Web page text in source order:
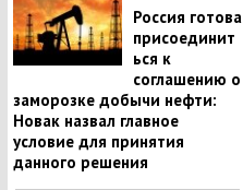
Россия готова
присоединит
ься к
соглашению о
заморозке добычи нефти:
Новак назвал главное
условие для принятия
данного решения